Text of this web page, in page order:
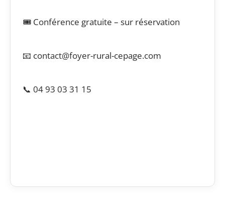
🎟️ Conférence gratuite – sur réservation
📧 contact@foyer-rural-cepage.com
📞 04 93 03 31 15